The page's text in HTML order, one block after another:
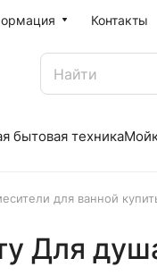
Контакты
бытовая техника
для ванной
Для